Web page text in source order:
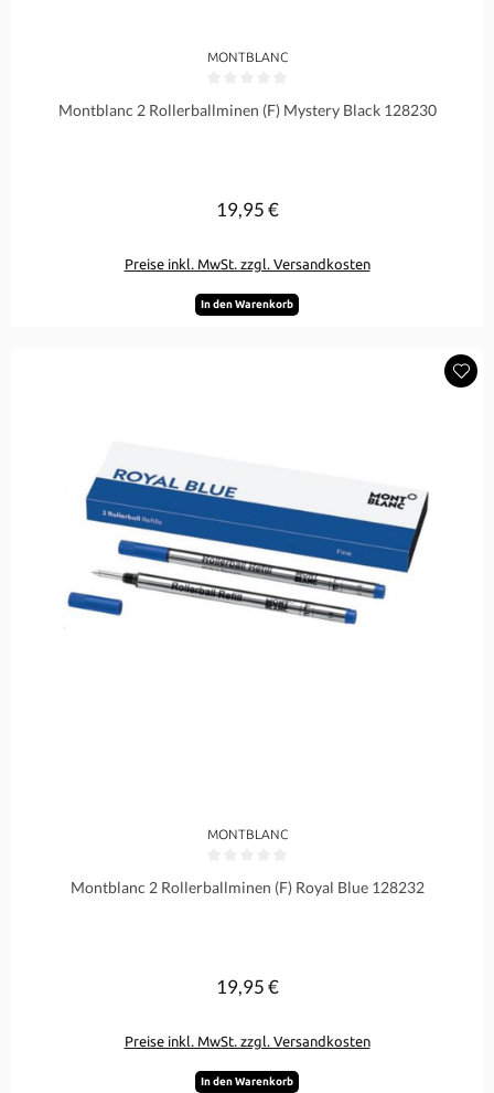
MONTBLANC
Montblanc 2 Rollerballminen (F) Mystery Black 128230
Regulärer Preis:
19,95 €
Preise inkl. MwSt. zzgl. Versandkosten
In den Warenkorb
MONTBLANC
Montblanc 2 Rollerballminen (F) Royal Blue 128232
Regulärer Preis:
19,95 €
Preise inkl. MwSt. zzgl. Versandkosten
In den Warenkorb